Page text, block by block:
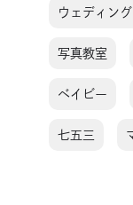
ウェディング
写真教室
ベイビー
七五三